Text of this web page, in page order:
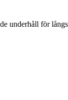
underhåll för